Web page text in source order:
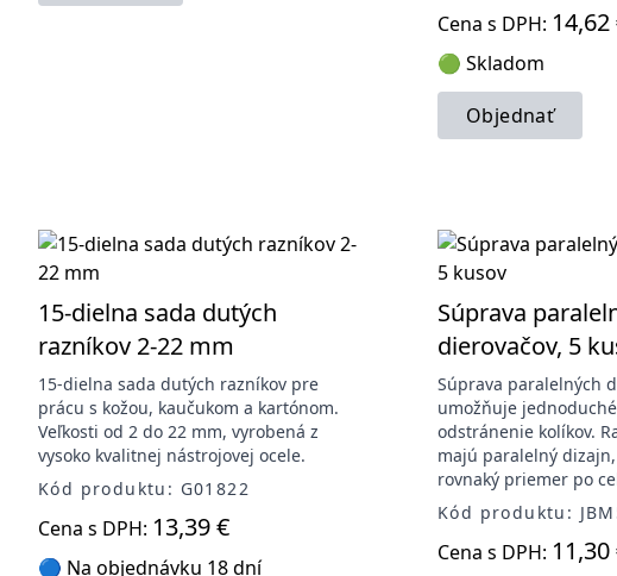
Cena s DPH: 14,62
🟢 Skladom
Objednať
15-dielna sada dutých
razníkov 2-22 mm
15-dielna sada dutých razníkov pre
prácu s kožou, kaučukom a kartónom.
Veľkosti od 2 do 22 mm, vyrobená z
vysoko kvalitnej nástrojovej ocele.
Kód produktu: G01822
Cena s DPH: 13,39 €
🔵 Na objednávku 18 dní
Súprava
dierovačov, 5
Súprava paralelných
umožňuje
odstránenie kolíkov.
majú paralelný
rovnaký priemer po
Kód produktu:
Cena s DPH: 11,30